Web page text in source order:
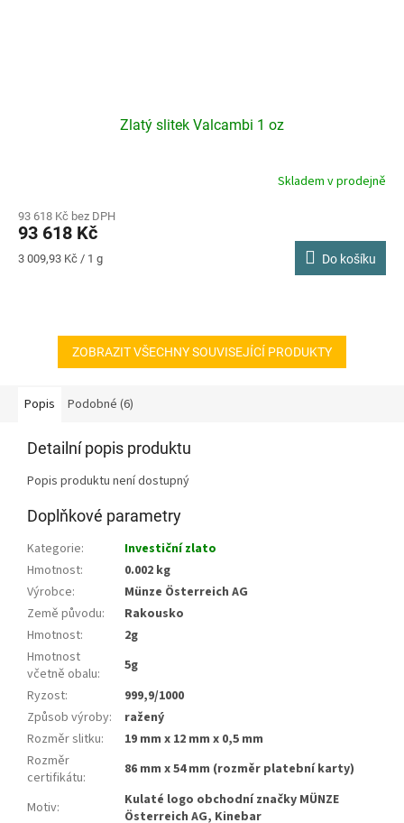
Zlatý slitek Valcambi 1 oz
Skladem v prodejně
93 618 Kč bez DPH
93 618 Kč
Měrná
3 009,93 Kč / 1 g Do košíku
ZOBRAZIT VŠECHNY SOUVISEJÍCÍ PRODUKTY
Popis Podobné (6)
Detailní popis produktu
Popis produktu není dostupný
Doplňkové parametry
Kategorie:
Investiční zlato
Hmotnost:
0.002 kg
Výrobce:
Münze Österreich AG
Země původu:
Rakousko
Hmotnost:
2g
Hmotnost
včetně obalu:
5g
Ryzost:
999,9/1000
Způsob výroby:
ražený
Rozměr slitku:
19 mm x 12 mm x 0,5 mm
Rozměr
certifikátu: 86 mm x 54 mm (rozměr platební karty)
Motiv:
Kulaté logo obchodní značky MÜNZE
Österreich AG, Kinebar